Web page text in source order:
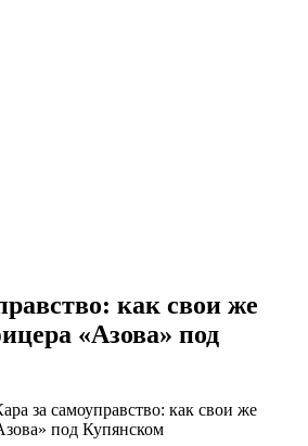
как свои же
«Азова» под
за самоуправство: как свои же
под Купянском